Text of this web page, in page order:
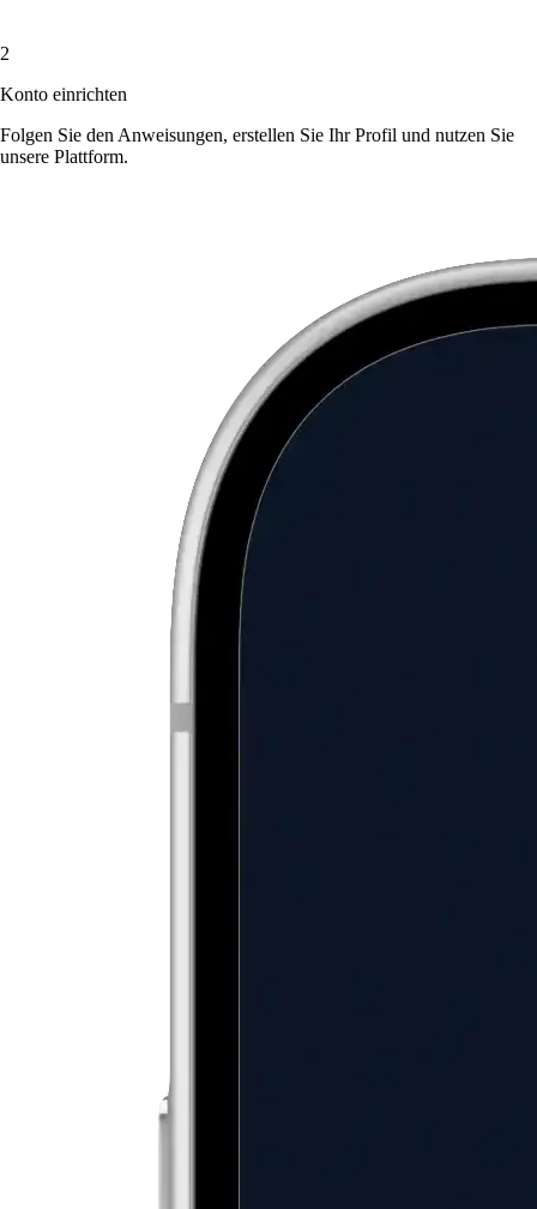
2
Konto einrichten
Folgen Sie den Anweisungen, erstellen Sie Ihr Profil und nutzen Sie
unsere Plattform.